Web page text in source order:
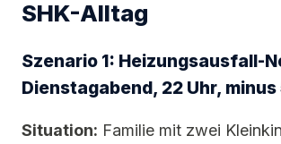
SHK-Alltag
Szenario 1: Heizungsausfall-
Dienstagabend, 22 Uhr, minus
Situation: Familie mit zwei